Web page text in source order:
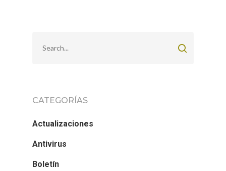
CATEGORÍAS
Actualizaciones
Antivirus
Boletín